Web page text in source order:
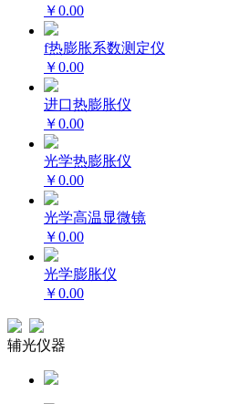
￥0.00
f热膨胀系数测定仪
￥0.00
进口热膨胀仪
￥0.00
光学热膨胀仪
￥0.00
光学高温显微镜
￥0.00
光学膨胀仪
￥0.00
辅光仪器